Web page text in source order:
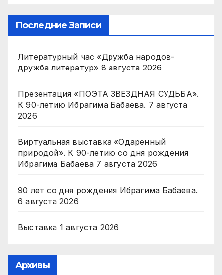
Последние Записи
Литературный час «Дружба народов-
дружба литератур» 8 августа 2026
Презентация «ПОЭТА ЗВЕЗДНАЯ СУДЬБА».
К 90-летию Ибрагима Бабаева. 7 августа
2026
Виртуальная выставка «Одаренный
природой». К 90-летию со дня рождения
Ибрагима Бабаева 7 августа 2026
90 лет со дня рождения Ибрагима Бабаева.
6 августа 2026
Выставка 1 августа 2026
Архивы